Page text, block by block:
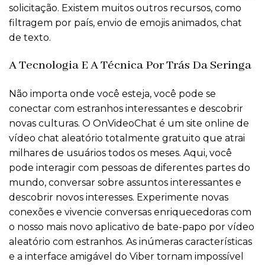
solicitação. Existem muitos outros recursos, como
filtragem por país, envio de emojis animados, chat
de texto.
A Tecnologia E A Técnica Por Trás Da Seringa
Não importa onde você esteja, você pode se
conectar com estranhos interessantes e descobrir
novas culturas. O OnVideoChat é um site online de
vídeo chat aleatório totalmente gratuito que atrai
milhares de usuários todos os meses. Aqui, você
pode interagir com pessoas de diferentes partes do
mundo, conversar sobre assuntos interessantes e
descobrir novos interesses. Experimente novas
conexões e vivencie conversas enriquecedoras com
o nosso mais novo aplicativo de bate-papo por vídeo
aleatório com estranhos. As inúmeras características
e a interface amigável do Viber tornam impossível